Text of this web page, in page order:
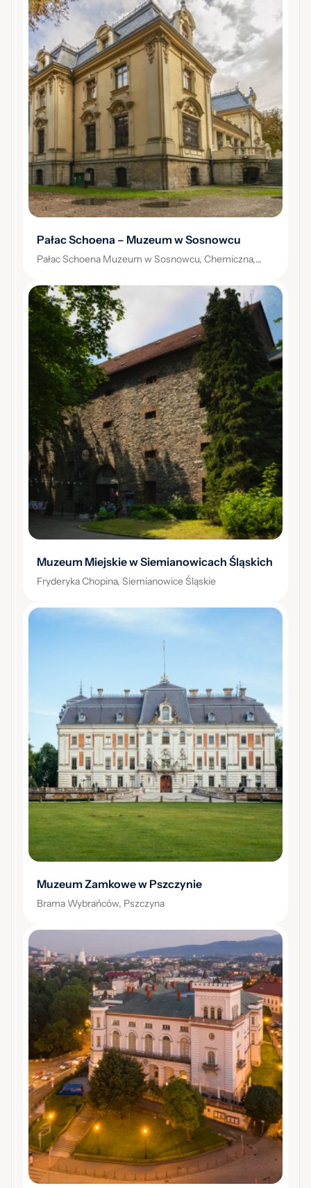
Pałac Schoena – Muzeum w Sosnowcu
Pałac Schoena Muzeum w Sosnowcu, Chemiczna,
Muzeum Miejskie w Siemianowicach Śląskich
Fryderyka Chopina, Siemianowice Śląskie
Muzeum Zamkowe w Pszczynie
Brama Wybrańców, Pszczyna